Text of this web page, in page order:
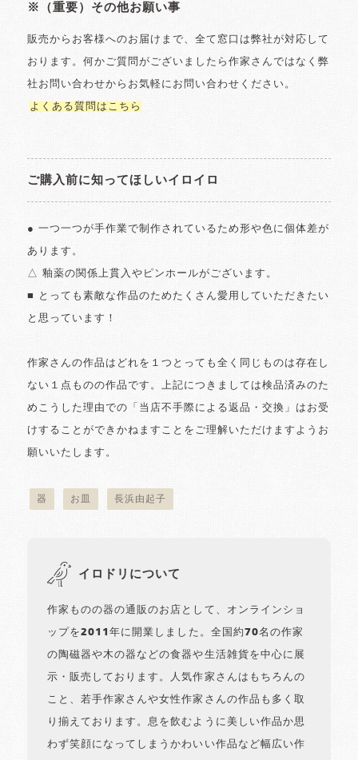
※（重要）その他お願い事
販売からお客様へのお届けまで、全て窓口は弊社が対応して
おります。何かご質問がございましたら作家さんではなく弊
社お問い合わせからお気軽にお問い合わせください。
よくある質問はこちら
ご購入前に知ってほしいイロイロ
● 一つ一つが手作業で制作されているため形や色に個体差が
あります。
△ 釉薬の関係上貫入やピンホールがございます。
■ とっても素敵な作品のためたくさん愛用していただきたい
と思っています！
作家さんの作品はどれを１つとっても全く同じものは存在し
ない１点ものの作品です。上記につきましては検品済みのた
めこうした理由での「当店不手際による返品・交換」はお受
けすることができかねますことをご理解いただけますようお
願いいたします。
器 お皿 長浜由起子
イロドリについて
作家ものの器の通販のお店として、オンラインショ
ップを2011年に開業しました。全国約70名の作家
の陶磁器や木の器などの食器や生活雑貨を中心に展
示・販売しております。人気作家さんはもちろんの
こと、若手作家さんや女性作家さんの作品も多く取
り揃えております。息を飲むように美しい作品か思
わず笑顔になってしまうかわいい作品など幅広い作